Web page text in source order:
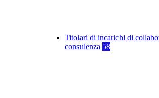
Titolari di incarichi di
consulenza 58